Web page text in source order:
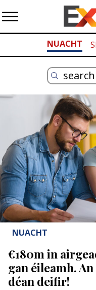
NUACHT
NUACHT
€180m in
gan éileamh.
déan deifir!